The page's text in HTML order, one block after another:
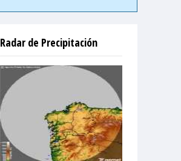
Radar de Precipitación